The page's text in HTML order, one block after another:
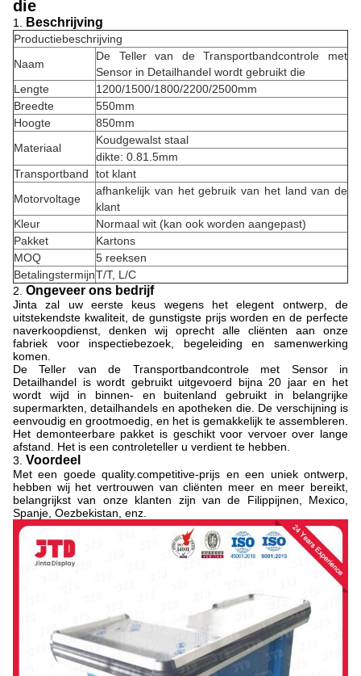
die
1. Beschrijving
Productiebeschrijving
Naam
De Teller van de Transportbandcontrole met
Sensor in Detailhandel wordt gebruikt die
Lengte
1200/1500/1800/2200/2500mm
Breedte
550mm
Hoogte
850mm
Materiaal
Koudgewalst staal
dikte: 0.81.5mm
Transportband
tot klant
Motorvoltage
afhankelijk van het gebruik van het land van de
klant
Kleur
Normaal wit (kan ook worden aangepast)
Pakket
Kartons
MOQ
5 reeksen
BetalingstermijnT/T, L/C
2. Ongeveer ons bedrijf
Jinta zal uw eerste keus wegens het elegent ontwerp, de
uitstekendste kwaliteit, de gunstigste prijs worden en de perfecte
naverkoopdienst, denken wij oprecht alle cliënten aan onze
fabriek voor inspectiebezoek, begeleiding en samenwerking
komen.
De Teller van de Transportbandcontrole met Sensor in
Detailhandel is wordt gebruikt uitgevoerd bijna 20 jaar en het
wordt wijd in binnen- en buitenland gebruikt in belangrijke
supermarkten, detailhandels en apotheken die. De verschijning is
eenvoudig en grootmoedig, en het is gemakkelijk te assembleren.
Het demonteerbare pakket is geschikt voor vervoer over lange
afstand. Het is een controleteller u verdient te hebben.
3. Voordeel
Met een goede quality.competitive-prijs en een uniek ontwerp,
hebben wij het vertrouwen van cliënten meer en meer bereikt,
belangrijkst van onze klanten zijn van de Filippijnen, Mexico,
Spanje, Oezbekistan, enz.